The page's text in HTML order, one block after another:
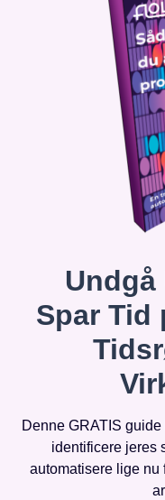
Undgå
Spar Tid
Denne GRATIS
identificere jeres
automatisere lige nu